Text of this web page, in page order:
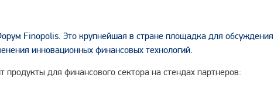
Finopolis. Это крупнейшая в стране площадка для
инновационных финансовых технологий.
продукты для финансового сектора на стендах партнеров: